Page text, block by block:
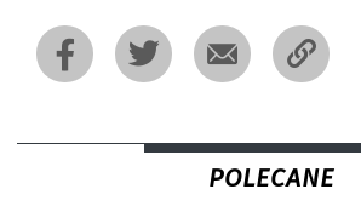
POLECANE